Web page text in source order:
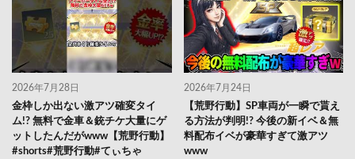
2026年7月28日
金枠しか出ない激アツ確変タイ
ム!? 無料で金車＆銃チケ大量にゲ
ットしたんだがwww【荒野行動】
#shorts#荒野行動#てぃちゃ
2026年7月24日
【荒野行動】SP車両が一瞬で貰え
る方法が判明!? 今後の新イベ＆無
料配布イベが豪華すぎて激アツ
www